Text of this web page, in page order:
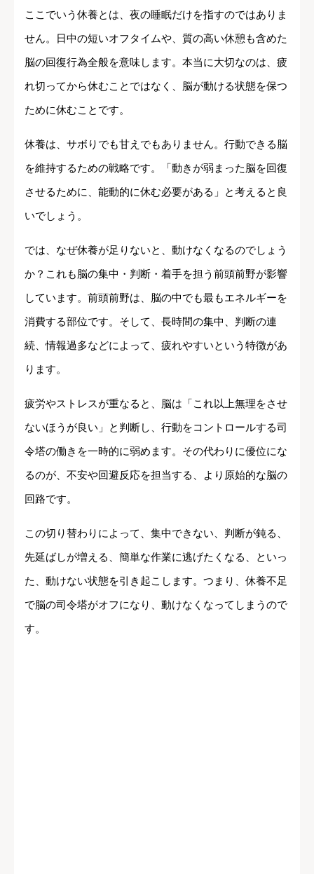
ここでいう休養とは、夜の睡眠だけを指すのではありま
せん。日中の短いオフタイムや、質の高い休憩も含めた
脳の回復行為全般を意味します。本当に大切なのは、疲
れ切ってから休むことではなく、脳が動ける状態を保つ
ために休むことです。
休養は、サボりでも甘えでもありません。行動できる脳
を維持するための戦略です。「動きが弱まった脳を回復
させるために、能動的に休む必要がある」と考えると良
いでしょう。
では、なぜ休養が足りないと、動けなくなるのでしょう
か？これも脳の集中・判断・着手を担う前頭前野が影響
しています。前頭前野は、脳の中でも最もエネルギーを
消費する部位です。そして、長時間の集中、判断の連
続、情報過多などによって、疲れやすいという特徴があ
ります。
疲労やストレスが重なると、脳は「これ以上無理をさせ
ないほうが良い」と判断し、行動をコントロールする司
令塔の働きを一時的に弱めます。その代わりに優位にな
るのが、不安や回避反応を担当する、より原始的な脳の
回路です。
この切り替わりによって、集中できない、判断が鈍る、
先延ばしが増える、簡単な作業に逃げたくなる、といっ
た、動けない状態を引き起こします。つまり、休養不足
で脳の司令塔がオフになり、動けなくなってしまうので
す。